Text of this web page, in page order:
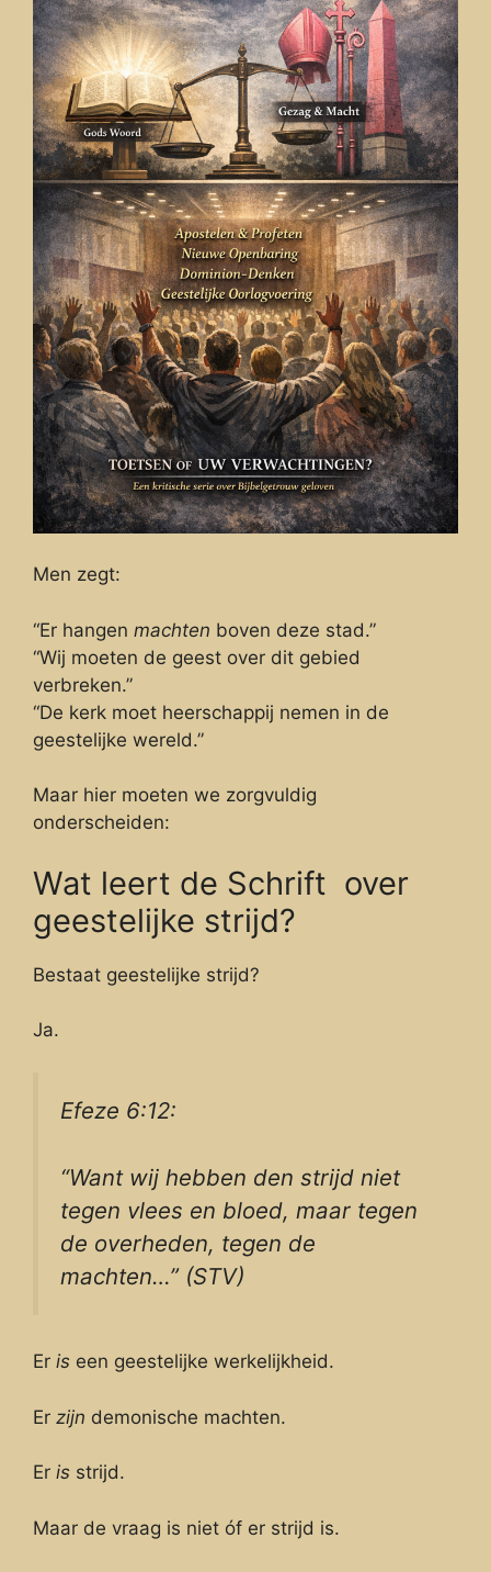
Men zegt:
“Er hangen machten boven deze stad.”
“Wij moeten de geest over dit gebied
verbreken.”
“De kerk moet heerschappij nemen in de
geestelijke wereld.”
Maar hier moeten we zorgvuldig
onderscheiden:
Wat leert de Schrift over
geestelijke strijd?
Bestaat geestelijke strijd?
Ja.
Efeze 6:12:
“Want wij hebben den strijd niet
tegen vlees en bloed, maar tegen
de overheden, tegen de
machten…” (STV)
Er is een geestelijke werkelijkheid.
Er zijn demonische machten.
Er is strijd.
Maar de vraag is niet óf er strijd is.